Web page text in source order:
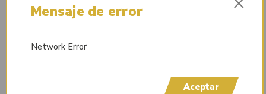
Schmidt Puerta de la unidad operativa
Mensaje de error
Network Error
Aceptar